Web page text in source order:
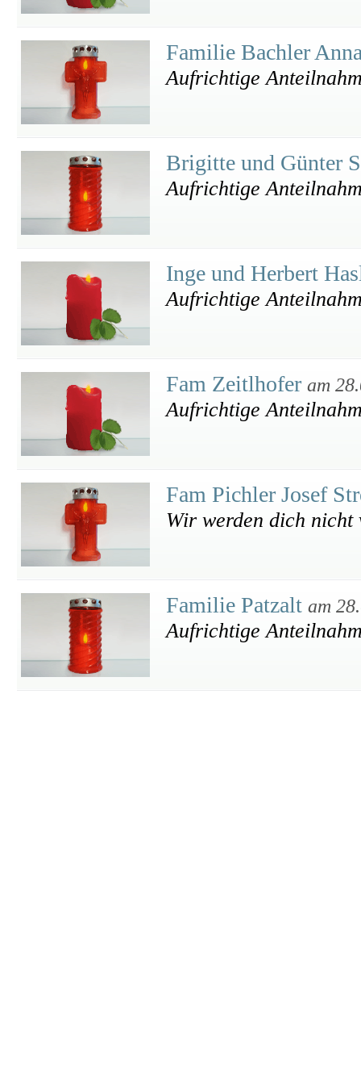
Familie Bachler
Aufrichtige
Brigitte und Günter
Aufrichtige
Inge und Herbert
Aufrichtige
Fam Zeitlhofer am
Aufrichtige
Fam Pichler Josef
Wir werden dich nicht
Familie Patzalt am
Aufrichtige